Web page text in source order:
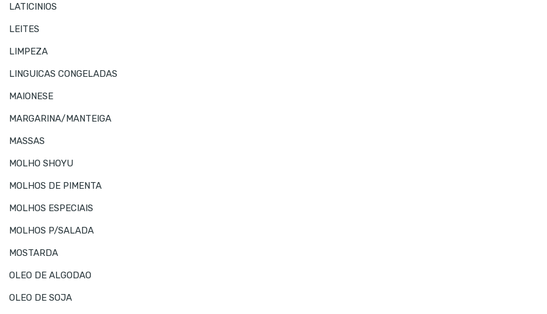
LATICINIOS
LEITES
LIMPEZA
LINGUICAS CONGELADAS
MAIONESE
MARGARINA/MANTEIGA
MASSAS
MOLHO SHOYU
MOLHOS DE PIMENTA
MOLHOS ESPECIAIS
MOLHOS P/SALADA
MOSTARDA
OLEO DE ALGODAO
OLEO DE SOJA